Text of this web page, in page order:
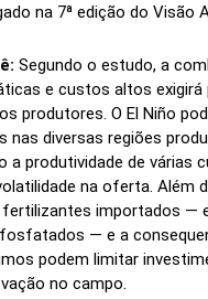
na 7ª edição do Visão
Segundo o estudo, a
e custos altos exigirá
produtores. O El Niño
diversas regiões
a produtividade de várias
na oferta. Além
fertilizantes importados —
— e a
podem limitar
no campo.